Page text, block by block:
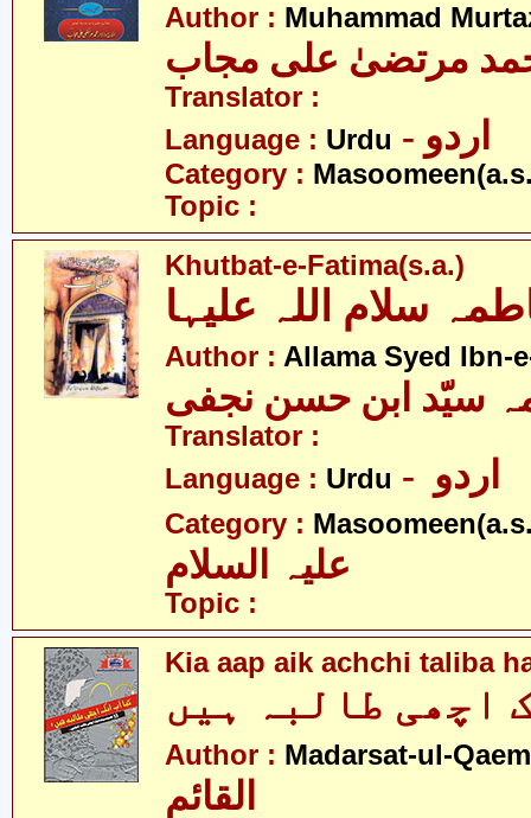
Author : Muhammad
مرتضیٰ علی مجاب
Translator :
Language : Urdu - اردو
Category :
Topic :
Khutbat-e-Fatima(s.a.)
سلام اللہ علیہا
Author : Allama Syed Ibn-
سیّد ابن حسن نجفی
Translator :
Language : Urdu
Category :
Topic :
Kia aap aik achchi taliba
اچھی طالبہ ہیں
Author : Madarsat-ul-
القائم